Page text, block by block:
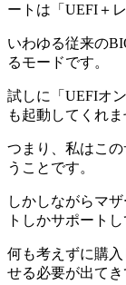
ートは「UEFI＋
いわゆる従来の
るモードです。
試しに「UEFIオ
も起動してくれま
つまり、私はこ
うことです。
しかしながらマ
トしかサポート
何も考えずに購
せる必要が出てき